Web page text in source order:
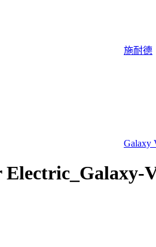
施耐德
Galaxy
Electric_Galaxy-